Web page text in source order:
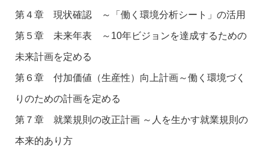
第４章 現状確認 ～「働く環境分析シート」の活用
第５章 未来年表 ～10年ビジョンを達成するための
未来計画を定める
第６章 付加価値（生産性）向上計画～働く環境づく
りのための計画を定める
第７章 就業規則の改正計画 ～人を生かす就業規則の
本来的あり方